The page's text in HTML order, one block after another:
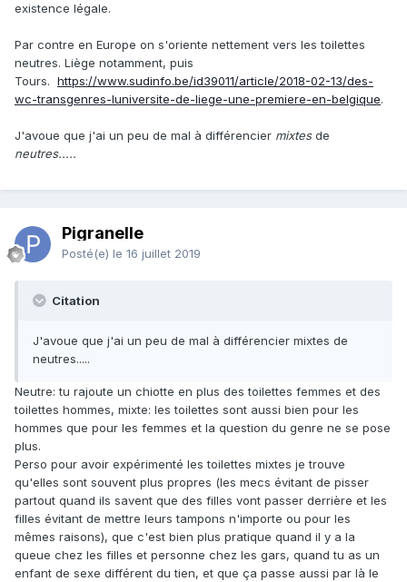
existence légale.
Par contre en Europe on s'oriente nettement vers les toilettes
neutres. Liège notamment, puis
Tours. https://www.sudinfo.be/id39011/article/2018-02-13/des-
wc-transgenres-luniversite-de-liege-une-premiere-en-belgique.
J'avoue que j'ai un peu de mal à différencier mixtesde
neutres.....
Pigranelle
Posté(e) le 16 juillet 2019
Citation
J'avoue que j'ai un peu de mal à différencier mixtes de
neutres.....
Neutre: tu rajoute un chiotte en plus des toilettes femmes et des
toilettes hommes, mixte: les toilettes sont aussi bien pour les
hommes que pour les femmes et la question du genre ne se pose
plus.
Perso pour avoir expérimenté les toilettes mixtes je trouve
qu'elles sont souvent plus propres (les mecs évitant de pisser
partout quand ils savent que des filles vont passer derrière et les
filles évitant de mettre leurs tampons n'importe ou pour les
mêmes raisons), que c'est bien plus pratique quand il y a la
queue chez les filles et personne chez les gars, quand tu as un
enfant de sexe différent du tien, et que ça passe aussi par là le